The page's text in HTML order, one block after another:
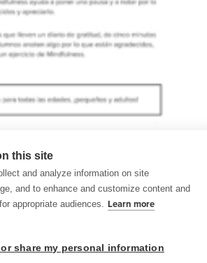
te dice como llevar a cabo el m...
Todos los derechos reservados.
this site
and analyze information on site
and to enhance and customize content and
appropriate audiences. Learn more
share my personal information